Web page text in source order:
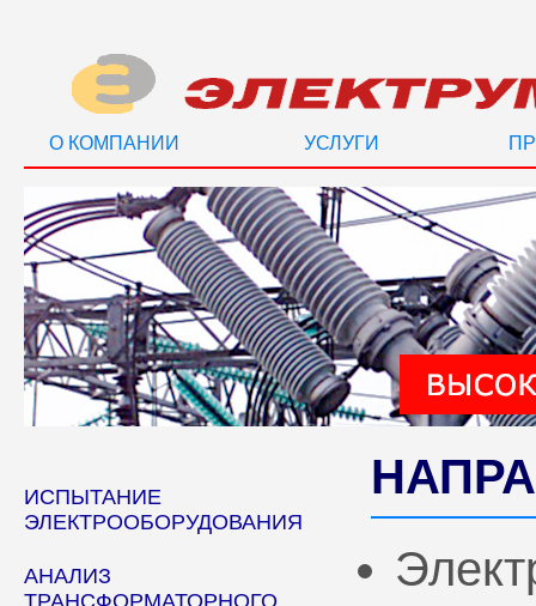
О КОМПАНИИ УСЛУГИ
ИСПЫТАНИЕ
ЭЛЕКТРООБОРУДОВАНИЯ
АНАЛИЗ
ТРАНСФОРМАТОРНОГО